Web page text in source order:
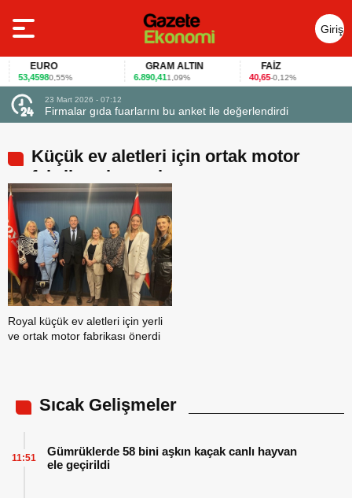
Giriş
Yap
EURO
53,45980,55%
GRAM ALTIN
6.890,411,09%
FAİZ
40,65-0,12%
23 Mart 2026 - 07:12
Firmalar gıda fuarlarını bu anket ile değerlendirdi
Küçük ev aletleri için ortak motor
fabrikası kurmalıyız
Royal küçük ev aletleri için yerli
ve ortak motor fabrikası önerdi
Sıcak Gelişmeler
Gümrüklerde 58 bini aşkın kaçak canlı hayvan
ele geçirildi
11:51